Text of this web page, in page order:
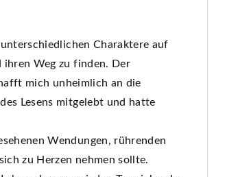
Charaktere auf
ihren Weg zu finden. Der
mich unheimlich an die
Lesens mitgelebt und hatte
Wendungen, rührenden
zu Herzen nehmen sollte.